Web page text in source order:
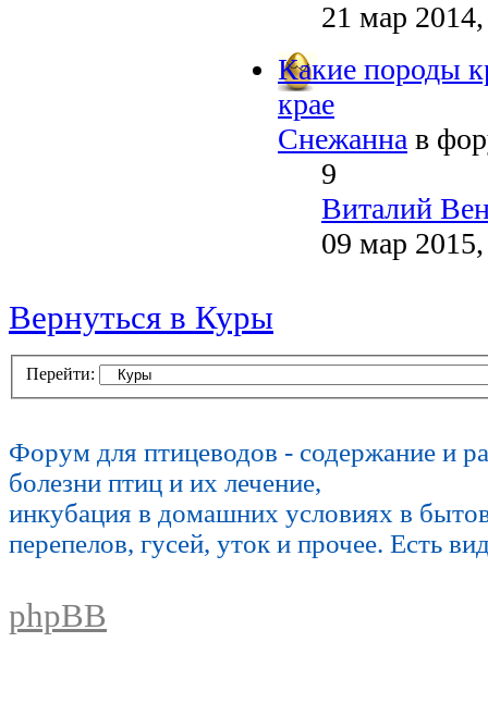
21 мар
Какие породы
крае
Снежанна в
9
Виталий
09 мар
Вернуться в Куры
Перейти:
Форум для птицеводов - содержание и
болезни птиц и их лечение,
инкубация в домашних условиях в
перепелов, гусей, уток и прочее. Есть
phpBB